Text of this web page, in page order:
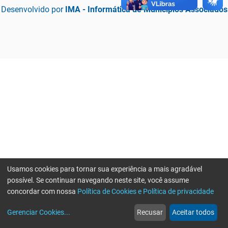
Desenvolvido por IMA - Informática de Municípios Associados
web
Notícias
more_horiz
Mais
Usamos cookies para tornar sua experiência a mais agradável
possível. Se continuar navegando neste site, você assume
concordar com nossa Política de Cookies e Política de privacidade
Gerenciar Cookies... Recusar Aceitar todos
Erro ao enviar informações, por favor tente novamente